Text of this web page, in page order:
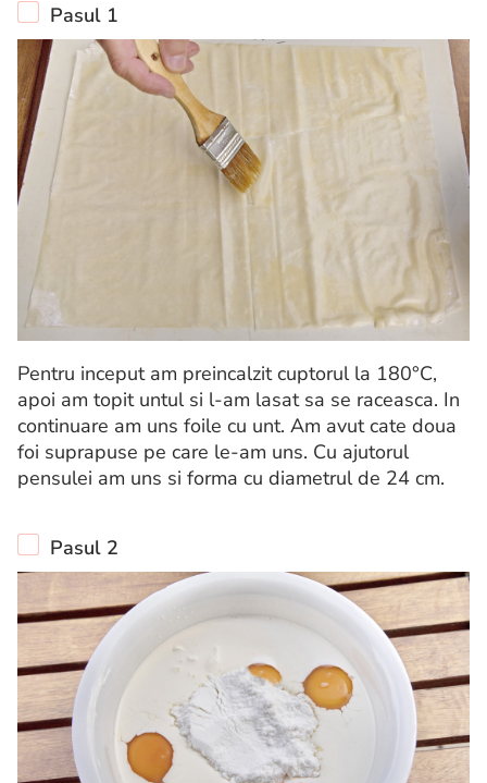
Pasul 1
Pentru inceput am preincalzit cuptorul la 180°C,
apoi am topit untul si l-am lasat sa se raceasca. In
continuare am uns foile cu unt. Am avut cate doua
foi suprapuse pe care le-am uns. Cu ajutorul
pensulei am uns si forma cu diametrul de 24 cm.
Pasul 2